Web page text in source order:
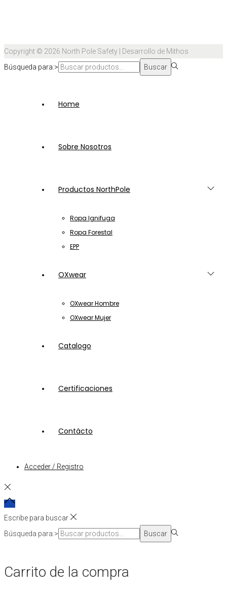
Copyright © 2026 North Pole Safety | Desarrollo de Mithos
Búsqueda para:>
Buscar
Home
Sobre Nosotros
Productos NorthPole
Ropa Ignifuga
Ropa Forestal
EPP
OXwear
OXwear Hombre
OXwear Mujer
Catalogo
Certificaciones
Contácto
Acceder / Registro
Escribe para buscar
Búsqueda para:>
Buscar
Carrito de la compra